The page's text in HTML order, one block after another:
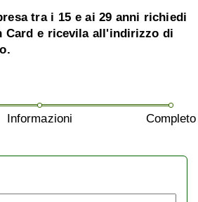
tra i 15 e ai 29 anni richiedi
Card e ricevila all'indirizzo di
Informazioni Completo